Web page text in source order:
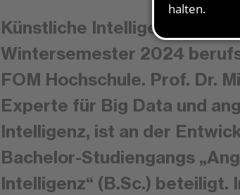
Künstliche Intelligenz
Wintersemester 2024
FOM Hochschule. Prof. Dr.
Experte für Big Data und
Intelligenz, ist an der
Bachelor-Studiengangs
Intelligenz“ (B.Sc.) beteiligt.